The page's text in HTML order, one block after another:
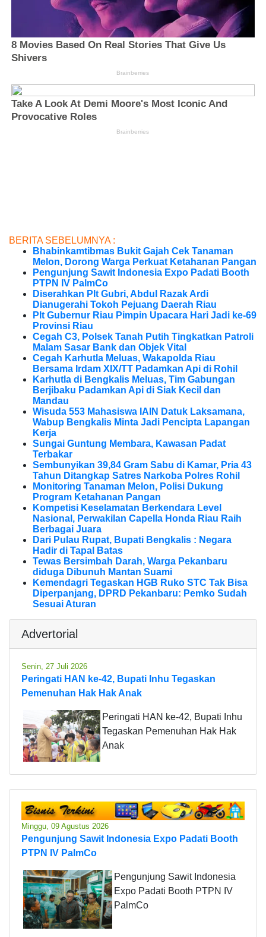
BERITA SEBELUMNYA :
Bhabinkamtibmas Bukit Gajah Cek Tanaman
Melon, Dorong Warga Perkuat Ketahanan Pangan
Pengunjung Sawit Indonesia Expo Padati Booth
PTPN IV PalmCo
Diserahkan Plt Gubri, Abdul Razak Ardi
Dianugerahi Tokoh Pejuang Daerah Riau
Plt Gubernur Riau Pimpin Upacara Hari Jadi ke-69
Provinsi Riau
Cegah C3, Polsek Tanah Putih Tingkatkan Patroli
Malam Sasar Bank dan Objek Vital
Cegah Karhutla Meluas, Wakapolda Riau
Bersama Irdam XIX/TT Padamkan Api di Rohil
Karhutla di Bengkalis Meluas, Tim Gabungan
Berjibaku Padamkan Api di Siak Kecil dan
Mandau
Wisuda 553 Mahasiswa IAIN Datuk Laksamana,
Wabup Bengkalis Minta Jadi Pencipta Lapangan
Kerja
Sungai Guntung Membara, Kawasan Padat
Terbakar
Sembunyikan 39,84 Gram Sabu di Kamar, Pria 43
Tahun Ditangkap Satres Narkoba Polres Rohil
Monitoring Tanaman Melon, Polisi Dukung
Program Ketahanan Pangan
Kompetisi Keselamatan Berkendara Level
Nasional, Perwakilan Capella Honda Riau Raih
Berbagai Juara
Dari Pulau Rupat, Bupati Bengkalis : Negara
Hadir di Tapal Batas
Tewas Bersimbah Darah, Warga Pekanbaru
diduga Dibunuh Mantan Suami
Kemendagri Tegaskan HGB Ruko STC Tak Bisa
Diperpanjang, DPRD Pekanbaru: Pemko Sudah
Sesuai Aturan
Advertorial
Senin, 27 Juli 2026
Peringati HAN ke-42, Bupati Inhu Tegaskan
Pemenuhan Hak Hak Anak
Peringati HAN ke-42, Bupati Inhu
Tegaskan Pemenuhan Hak Hak
Anak
Minggu, 09 Agustus 2026
Pengunjung Sawit Indonesia Expo Padati Booth
PTPN IV PalmCo
Pengunjung Sawit Indonesia
Expo Padati Booth PTPN IV
PalmCo